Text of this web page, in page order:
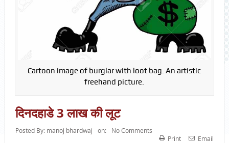
Cartoon image of burglar with loot bag. An artistic
freehand picture.
दिनदहाडे 3 लाख की लूट
Posted By: manoj bhardwaj on:
No Comments
Print
Email